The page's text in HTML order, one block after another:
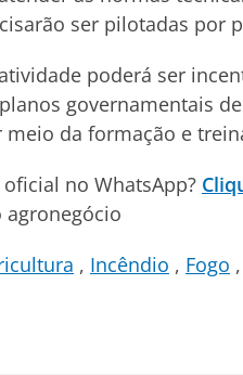
ser pilotadas por
poderá ser
governamentais
da formação e
oficial no WhatsApp?
Incêndio Fogo